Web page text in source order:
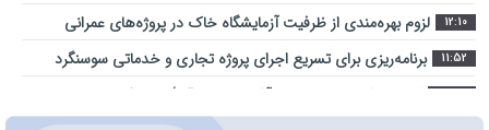
12:10 لزوم بهره‌مندی از ظرفیت آزمایشگاه خاک در پروژه‌های عمرانی
11:52 برنامه‌ریزی برای تسریع اجرای پروژه تجاری و خدماتی سوسنگرد
14:35
کارنامه یک‌ساله بهزیستی آذربایجان شرقی/ از مسکن و اشتغال تا
کاهش آسیب‌های اجتماعی